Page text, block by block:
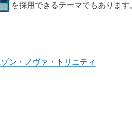
を採用できるテーマでもあります
ン・ノヴァ・トリニティ